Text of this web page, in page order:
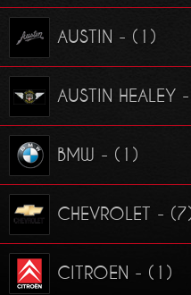
AUSTIN - (1)
AUSTIN HEALEY
BMW - (1)
CHEVROLET -
CITROEN - (1)